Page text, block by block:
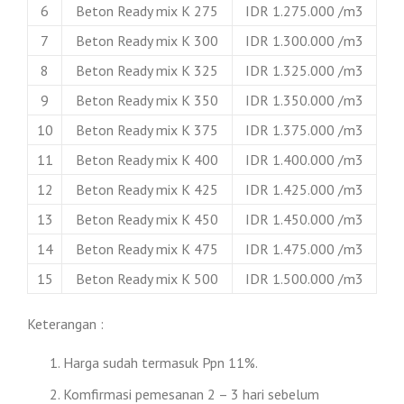
6
Beton Ready mix K 275
IDR 1.275.000 /m3
7
Beton Ready mix K 300
IDR 1.300.000 /m3
8
Beton Ready mix K 325
IDR 1.325.000 /m3
9
Beton Ready mix K 350
IDR 1.350.000 /m3
10
Beton Ready mix K 375
IDR 1.375.000 /m3
11
Beton Ready mix K 400
IDR 1.400.000 /m3
12
Beton Ready mix K 425
IDR 1.425.000 /m3
13
Beton Ready mix K 450
IDR 1.450.000 /m3
14
Beton Ready mix K 475
IDR 1.475.000 /m3
15
Beton Ready mix K 500 IDR 1.500.000 /m3
Keterangan :
Harga sudah termasuk Ppn 11%.
Komfirmasi pemesanan 2 – 3 hari sebelum